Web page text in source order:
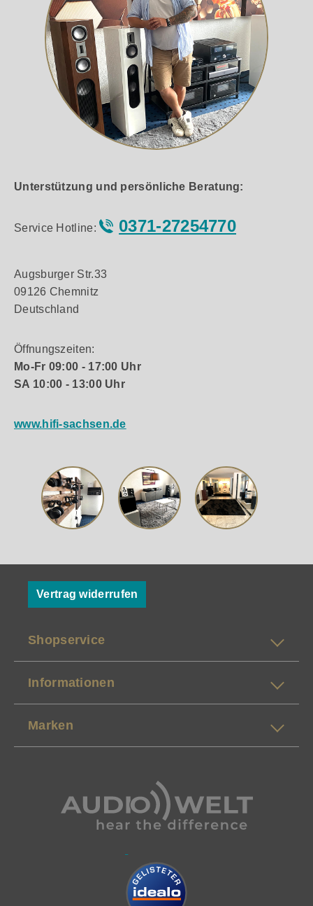
Unterstützung und persönliche Beratung:
Service Hotline: 0371-27254770
Augsburger Str.33
09126 Chemnitz
Deutschland
Öffnungszeiten:
Mo-Fr 09:00 - 17:00 Uhr
SA 10:00 - 13:00 Uhr
www.hifi-sachsen.de
Vertrag widerrufen
Shopservice
Informationen
Marken